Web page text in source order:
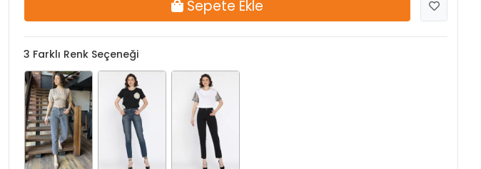
3Farklı Renk Seçeneği
Antrasit Kahve Tint Siyah